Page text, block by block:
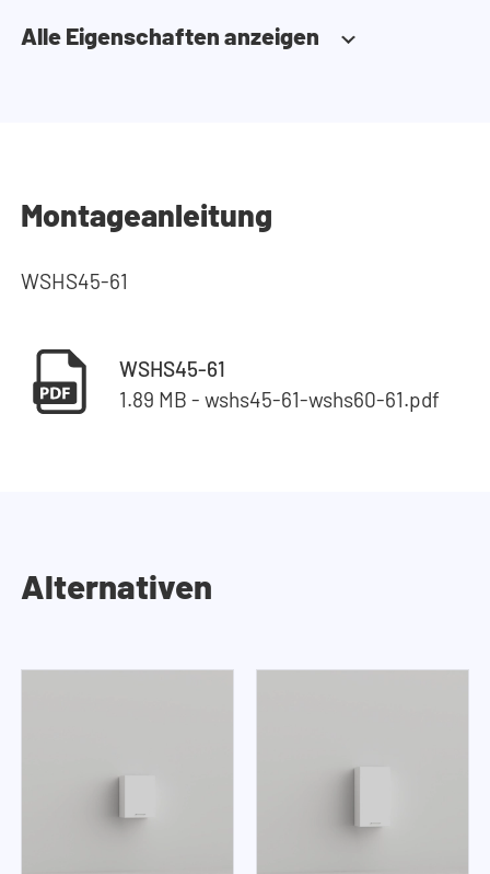
Alle Eigenschaften anzeigen
Montageanleitung
WSHS45-61
WSHS45-61
1.89 MB - wshs45-61-wshs60-61.pdf
Alternativen